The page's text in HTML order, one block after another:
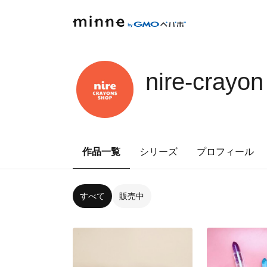
nire-crayon
作品一覧 シリーズ プロフィール
すべて 販売中